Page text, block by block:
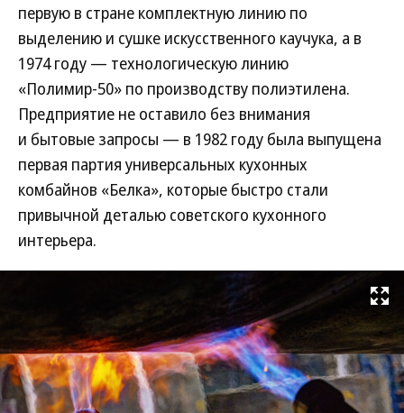
первую в стране комплектную линию по
выделению и сушке искусственного каучука, а в
1974 году — технологическую линию
«Полимир-50» по производству полиэтилена.
Предприятие не оставило без внимания
и бытовые запросы — в 1982 году была выпущена
первая партия универсальных кухонных
комбайнов «Белка», которые быстро стали
привычной деталью советского кухонного
интерьера.
Развернуть